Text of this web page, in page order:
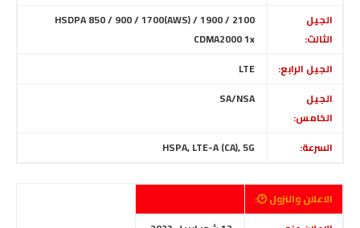
الجيل
الثالث:
الجيل الرابع:
الجيل
الخامس:
السرعة:
الاعلان والنزول 🕑: